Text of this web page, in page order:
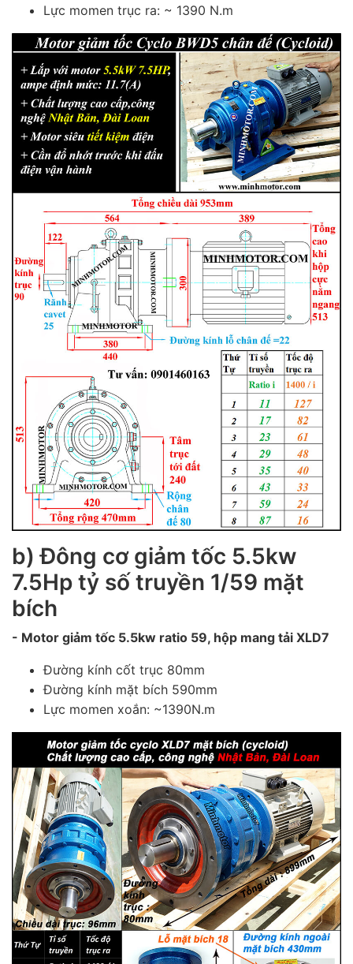
Lực momen trục ra: ~ 1390 N.m
b) Đông cơ giảm tốc 5.5kw
7.5Hp tỷ số truyền 1/59 mặt
bích
- Motor giảm tốc 5.5kw ratio 59, hộp mang tải XLD7
Đường kính cốt trục 80mm
Đường kính mặt bích 590mm
Lực momen xoắn: ~1390N.m